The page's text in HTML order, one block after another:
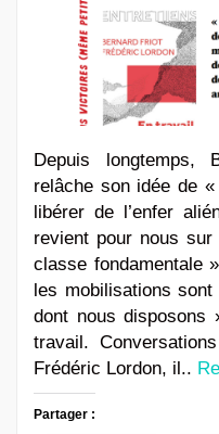
Depuis longtemps,
relâche son idée de
libérer de l’enfer
revient pour nous
classe fondamentale
les mobilisations
dont nous disposons
travail.
Frédéric Lordon, il..
Partager :